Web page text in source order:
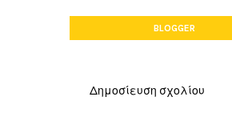
BLOGGER
Δημοσίευση σχολίου